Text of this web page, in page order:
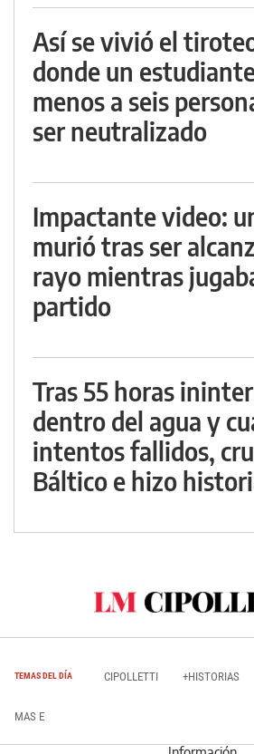
Así se vivió el
donde un
menos a seis
ser neutralizado
Impactante video:
murió tras ser
rayo mientras
partido
Tras 55 horas
dentro del agua y
intentos fallidos,
Báltico e hizo
TEMAS DEL DÍA CIPOLLETTI +HISTORIAS
MAS E